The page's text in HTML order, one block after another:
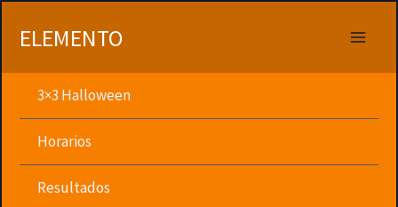
ELEMENTO
3×3 Halloween
Horarios
Resultados